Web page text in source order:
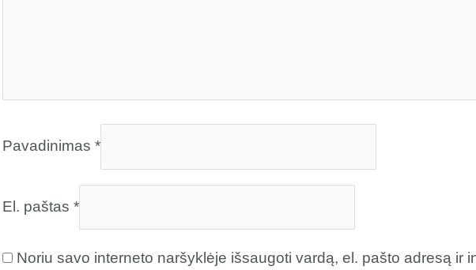
Pavadinimas*
El. paštas*
Noriu savo interneto naršyklėje išsaugoti vardą, el. pašto adresą ir